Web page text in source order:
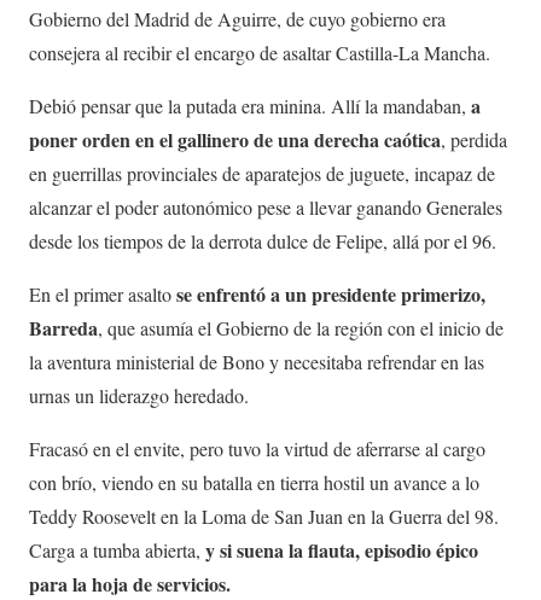
Gobierno del Madrid de Aguirre, de cuyo gobierno era
consejera al recibir el encargo de asaltar Castilla-La Mancha.
Debió pensar que la putada era minina. Allí la mandaban, a
poner orden en el gallinero de una derecha caótica, perdida
en guerrillas provinciales de aparatejos de juguete, incapaz de
alcanzar el poder autonómico pese a llevar ganando Generales
desde los tiempos de la derrota dulce de Felipe, allá por el 96.
En el primer asaltose enfrentó a un presidente primerizo,
Barreda, que asumía el Gobierno de la región con el inicio de
la aventura ministerial de Bono y necesitaba refrendar en las
urnas un liderazgo heredado.
Fracasó en el envite, pero tuvo la virtud de aferrarse al cargo
con brío, viendo en su batalla en tierra hostil un avance a lo
Teddy Roosevelt en la Loma de San Juan en la Guerra del 98.
Carga a tumba abierta, y si suena la flauta, episodio épico
para la hoja de servicios.